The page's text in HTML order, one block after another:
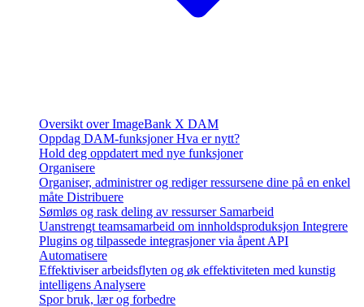
Oversikt over ImageBank X DAM
Oppdag DAM-funksjonerHva er nytt?
Hold deg oppdatert med nye funksjoner
Organisere
Organiser, administrer og rediger ressursene dine på en enkel
måte Distribuere
Sømløs og rask deling av ressurser Samarbeid
Uanstrengt teamsamarbeid om innholdsproduksjon Integrere
Plugins og tilpassede integrasjoner via åpent API
Automatisere
Effektiviser arbeidsflyten og øk effektiviteten med kunstig
intelligens Analysere
Spor bruk, lær og forbedre